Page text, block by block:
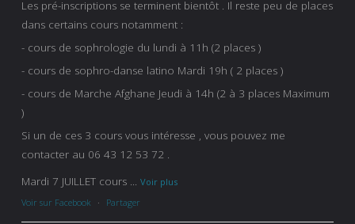
Les pré-inscriptions se terminent bientôt . Il reste peu de places
dans certains cours notamment :
- cours de sophrologie du lundi à 11h (2 places )
- cours de sophro-danse latino Mardi 19h ( 2 places )
- cours de Marche Afghane Jeudi à 14h (2 à 3 places Maximum
)
Si un de ces 3 cours vous intéresse , vous pouvez me
contacter au 06 43 12 53 72 .
Mardi 7 JUILLET cours
Voir plus
Voir sur Facebook
· Partager